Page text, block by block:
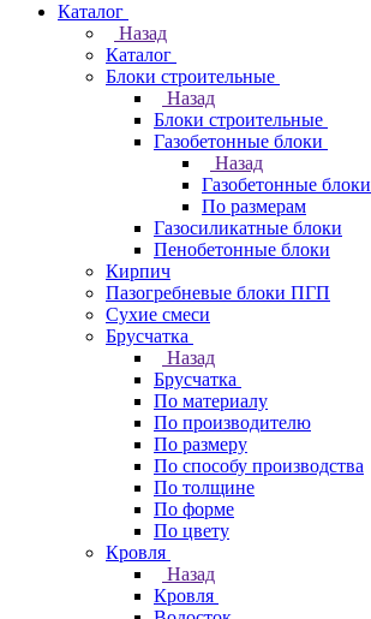
Каталог
Назад
Каталог
Блоки строительные
Назад
Блоки строительные
Газобетонные блоки
Назад
Газобетонные блоки
По размерам
Газосиликатные блоки
Пенобетонные блоки
Кирпич
Пазогребневые блоки ПГП
Сухие смеси
Брусчатка
Назад
Брусчатка
По материалу
По производителю
По размеру
По способу производства
По толщине
По форме
По цвету
Кровля
Назад
Кровля